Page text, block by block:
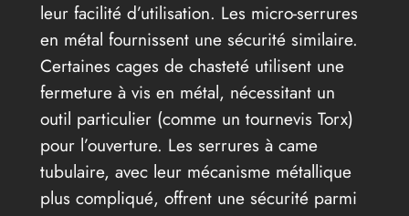
leur facilité d’utilisation. Les micro-serrures
en métal fournissent une sécurité similaire.
Certaines cages de chasteté utilisent une
fermeture à vis en métal, nécessitant un
outil particulier (comme un tournevis Torx)
pour l’ouverture. Les serrures à came
tubulaire, avec leur mécanisme métallique
plus compliqué, offrent une sécurité parmi